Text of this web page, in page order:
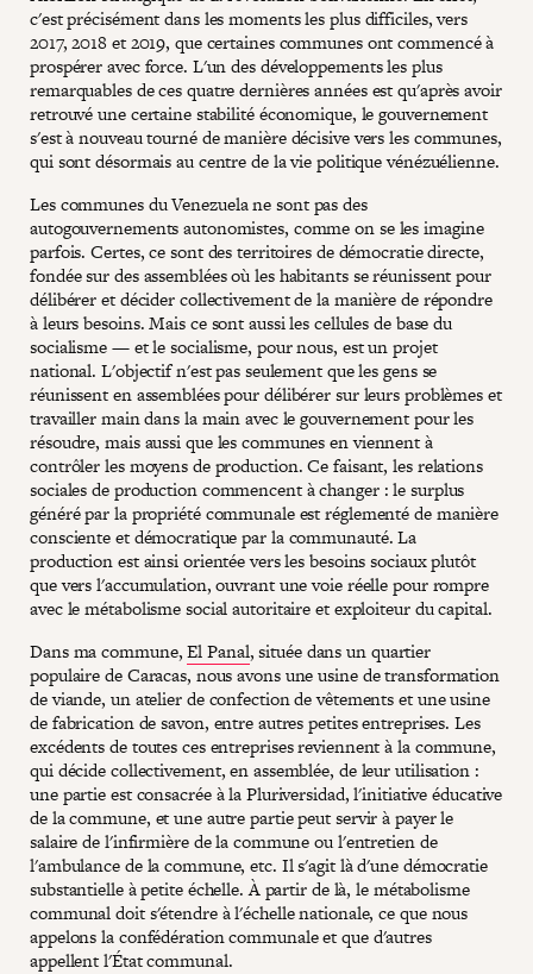
c'est précisément dans les moments les plus difficiles, vers
2017, 2018 et 2019, que certaines communes ont commencé à
prospérer avec force. L'un des développements les plus
remarquables de ces quatre dernières années est qu'après avoir
retrouvé une certaine stabilité économique, le gouvernement
s'est à nouveau tourné de manière décisive vers les communes,
qui sont désormais au centre de la vie politique vénézuélienne.
Les communes du Venezuela ne sont pas des
autogouvernements autonomistes, comme on se les imagine
parfois. Certes, ce sont des territoires de démocratie directe,
fondée sur des assemblées où les habitants se réunissent pour
délibérer et décider collectivement de la manière de répondre
à leurs besoins. Mais ce sont aussi les cellules de base du
socialisme — et le socialisme, pour nous, est un projet
national. L'objectif n'est pas seulement que les gens se
réunissent en assemblées pour délibérer sur leurs problèmes et
travailler main dans la main avec le gouvernement pour les
résoudre, mais aussi que les communes en viennent à
contrôler les moyens de production. Ce faisant, les relations
sociales de production commencent à changer : le surplus
généré par la propriété communale est réglementé de manière
consciente et démocratique par la communauté. La
production est ainsi orientée vers les besoins sociaux plutôt
que vers l'accumulation, ouvrant une voie réelle pour rompre
avec le métabolisme social autoritaire et exploiteur du capital.
Dans ma commune,El Panal, située dans un quartier
populaire de Caracas, nous avons une usine de transformation
de viande, un atelier de confection de vêtements et une usine
de fabrication de savon, entre autres petites entreprises. Les
excédents de toutes ces entreprises reviennent à la commune,
qui décide collectivement, en assemblée, de leur utilisation :
une partie est consacrée à la Pluriversidad, l'initiative éducative
de la commune, et une autre partie peut servir à payer le
salaire de l'infirmière de la commune ou l'entretien de
l'ambulance de la commune, etc. Il s'agit là d'une démocratie
substantielle à petite échelle. À partir de là, le métabolisme
communal doit s'étendre à l'échelle nationale, ce que nous
appelons la confédération communale et que d'autres
appellent l'État communal.